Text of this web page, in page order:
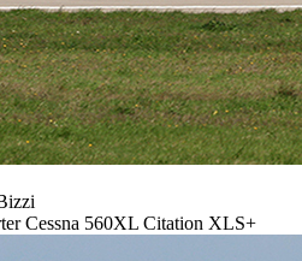
Cessna 560XL Citation XLS+